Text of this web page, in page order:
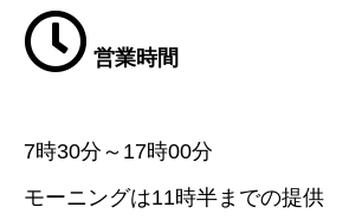
営業時間
7時30分～17時00分
モーニングは11時半までの提供